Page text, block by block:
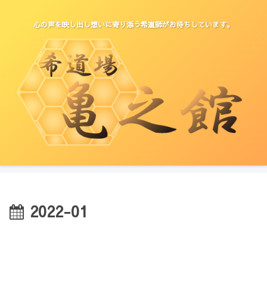
心の声を映し出し想いに寄り添う希道師がお待ちしています。
2022-01